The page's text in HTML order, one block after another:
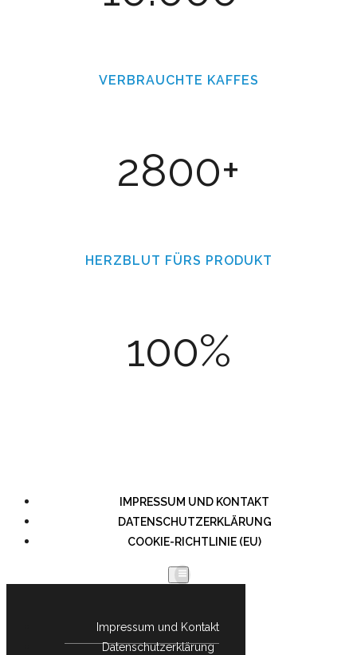
VERBRAUCHTE KAFFES
2800+
HERZBLUT FÜRS PRODUKT
100%
IMPRESSUM UND KONTAKT
DATENSCHUTZERKLÄRUNG
COOKIE-RICHTLINIE (EU)
Impressum und Kontakt
Datenschutzerklärung